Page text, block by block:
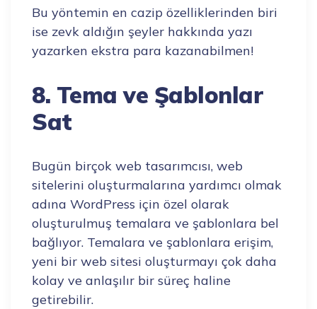
Bu yöntemin en cazip özelliklerinden biri
ise zevk aldığın şeyler hakkında yazı
yazarken ekstra para kazanabilmen!
8. Tema ve Şablonlar
Sat
Bugün birçok web tasarımcısı, web
sitelerini oluşturmalarına yardımcı olmak
adına WordPress için özel olarak
oluşturulmuş temalara ve şablonlara bel
bağlıyor. Temalara ve şablonlara erişim,
yeni bir web sitesi oluşturmayı çok daha
kolay ve anlaşılır bir süreç haline
getirebilir.